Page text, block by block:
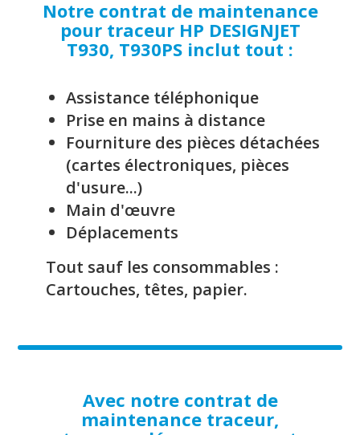
Notre contrat de maintenance
pour traceur HP DESIGNJET
T930, T930PS inclut tout :
Assistance téléphonique
Prise en mains à distance
Fourniture des pièces détachées
(cartes électroniques, pièces
d'usure...)
Main d'œuvre
Déplacements
Tout sauf les consommables :
Cartouches, têtes, papier.
Avec notre contrat de
maintenance traceur,